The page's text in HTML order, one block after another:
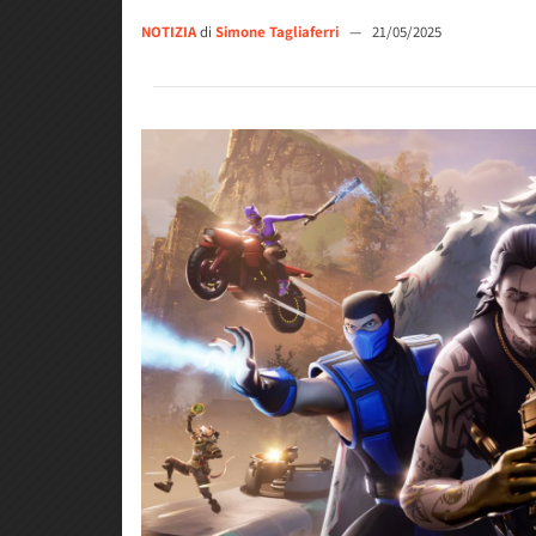
NOTIZIAdi Simone Tagliaferri — 21/05/2025